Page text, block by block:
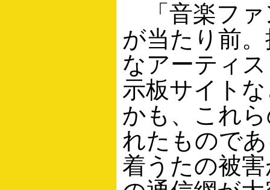
「音楽ファ
が当たり前
なアーティ
示板サイト
かも、これ
れたもので
着うたの被